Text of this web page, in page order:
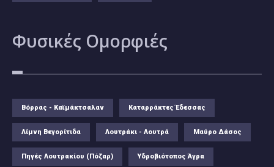
Φυσικές Ομορφιές
Βόρρας - Καϊμάκτσαλαν Καταρράκτες Έδεσσας
Λίμνη Βεγορίτιδα Λουτράκι - Λουτρά Μαύρο Δάσος
Πηγές Λουτρακίου (Πόζαρ) Υδροβιότοπος Άγρα